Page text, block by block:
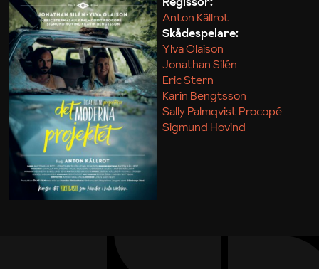
Maja Kekonius
Anton Källrot
Skådespelare:
Ylva Olaison
Jonathan Silén
Eric Stern
Karin Bengtsson
Sally Palmqvist Procopé
Sigmund Hovind